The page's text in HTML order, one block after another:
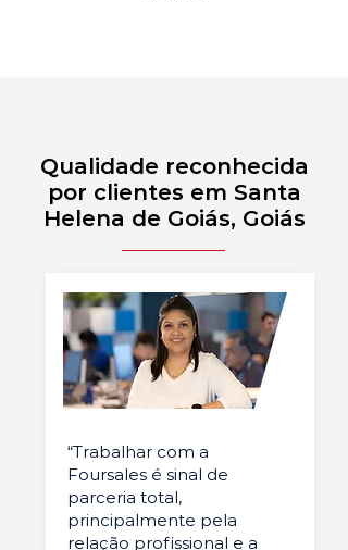
Qualidade reconhecida
por clientes em Santa
Helena de Goiás, Goiás
“Trabalhar com a
Foursales é sinal de
parceria total,
principalmente pela
relação profissional e a